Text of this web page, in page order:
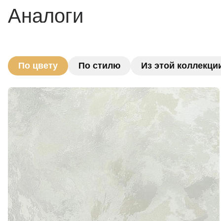
Аналоги
По цвету По стилю Из этой